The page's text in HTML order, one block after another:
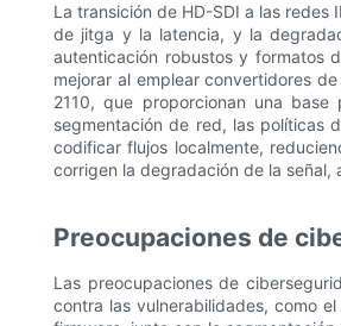
La transición de HD-SDI a las
de jitga y la latencia, y la
autenticación robustos y formatos
mejorar al emplear convertidores
2110, que proporcionan una
segmentación de red, las políticas
codificar flujos localmente,
corrigen la degradación de la señal,
Preocupaciones de
Las preocupaciones de
contra las vulnerabilidades, como